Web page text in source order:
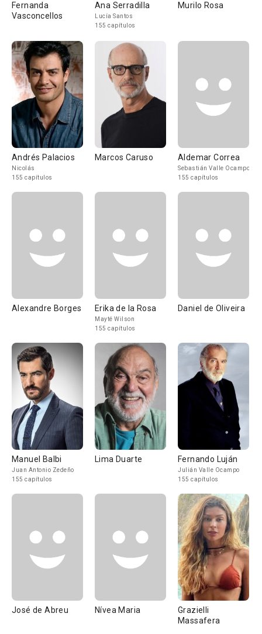
Fernanda
Vasconcellos
Ana Serradilla
Lucía Santos
155 capítulos
Murilo Rosa
Andrés Palacios
Nicolás
155 capítulos
Marcos Caruso Aldemar Correa
Sebastián Valle Ocampo
155 capítulos
Alexandre Borges Erika de la Rosa
Mayté Wilson
155 capítulos
Daniel de Oliveira
Manuel Balbi
Juan Antonio Zedeño
155 capítulos
Lima Duarte Fernando Luján
Julián Valle Ocampo
155 capítulos
José de Abreu Nívea Maria
Grazielli
Massafera